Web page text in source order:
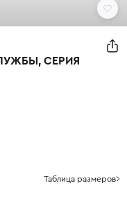
СЕРИЯ
Таблица размеров